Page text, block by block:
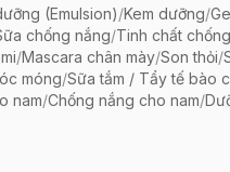
(Emulsion)/Kem dưỡng/
chống nắng/Tinh chất
/Mascara chân mày/Son thỏi/
móng/Sữa tắm / Tẩy tế bào
nam/Chống nắng cho nam/